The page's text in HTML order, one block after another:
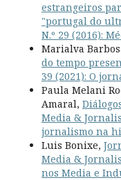
estrangeiros
"portugal do
N.º 29 (2016):
Marialva
do tempo
39 (2021): O
Paula Melani
Amaral,
Media &
jornalismo na
Luis Bonixe,
Media &
nos Media e